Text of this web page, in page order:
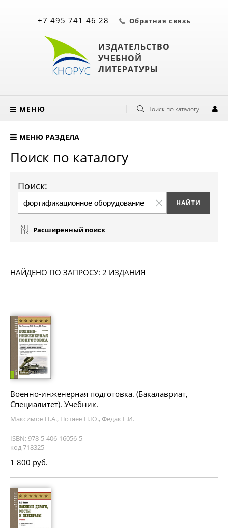
ИЗДАТЕЛЬСТВО
УЧЕБНОЙ
ЛИТЕРАТУРЫ
+7 495 741 46 28 Обратная связь
МЕНЮ Поиск по каталогу
МЕНЮ РАЗДЕЛА
Поиск по каталогу
Поиск:
Расширенный поиск
НАЙДЕНО ПО ЗАПРОСУ: 2 ИЗДАНИЯ
Военно-инженерная подготовка. (Бакалавриат,
Специалитет). Учебник.
Максимов Н.А., Потяев П.Ю., Федак Е.И.
ISBN: 978-5-406-16056-5
код 718325
1 800 руб.